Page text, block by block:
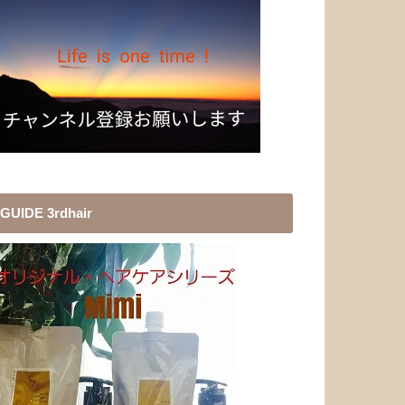
GUIDE 3rdhair